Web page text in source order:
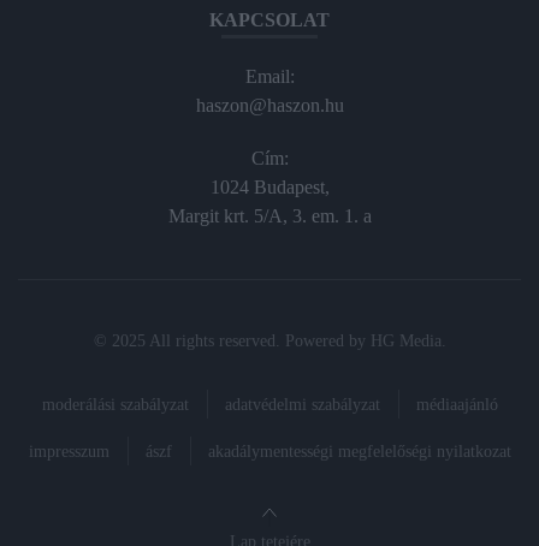
KAPCSOLAT
Email:
haszon@haszon.hu
Cím:
1024 Budapest,
Margit krt. 5/A, 3. em. 1. a
© 2025 All rights reserved. Powered by HG Media
moderálási szabályzat adatvédelmi szabályzat médiaajánló
impresszum ászf akadálymentességi megfelelőségi nyilatkozat
Lap tetejére